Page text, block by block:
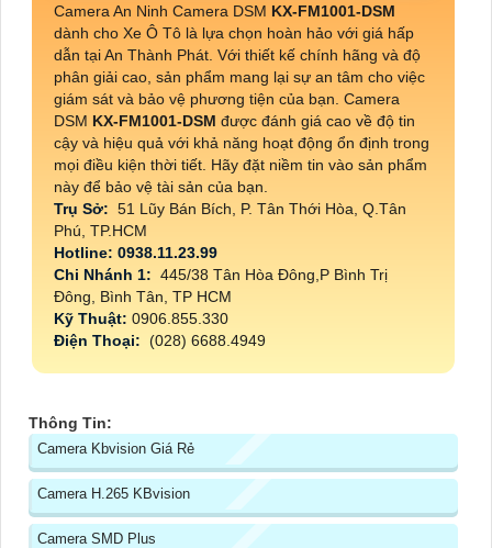
Camera An Ninh Camera DSM KX-FM1001-DSM
dành cho Xe Ô Tô là lựa chọn hoàn hảo với giá hấp
dẫn tại An Thành Phát. Với thiết kế chính hãng và độ
phân giải cao, sản phẩm mang lại sự an tâm cho việc
giám sát và bảo vệ phương tiện của bạn. Camera
DSM KX-FM1001-DSM được đánh giá cao về độ tin
cậy và hiệu quả với khả năng hoạt động ổn định trong
mọi điều kiện thời tiết. Hãy đặt niềm tin vào sản phẩm
này để bảo vệ tài sản của bạn.
Trụ Sở: 51 Lũy Bán Bích, P. Tân Thới Hòa, Q.Tân
Phú, TP.HCM
Hotline: 0938.11.23.99
Chi Nhánh 1: 445/38 Tân Hòa Đông,P Bình Trị
Đông, Bình Tân, TP HCM
Kỹ Thuật: 0906.855.330
Điện Thoại: (028) 6688.4949
Thông Tin:
Camera Kbvision Giá Rẻ
Camera H.265 KBvision
Camera SMD Plus